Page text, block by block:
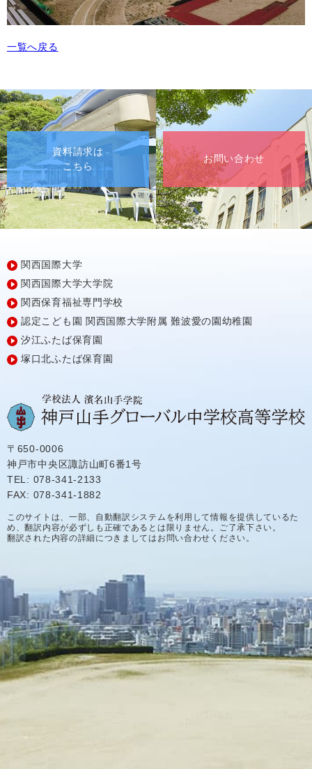
一覧へ戻る
資料請求は
こちら
お問い合わせ
関西国際大学
関西国際大学大学院
関西保育福祉専門学校
認定こども園 関西国際大学附属 難波愛の園幼稚園
汐江ふたば保育園
塚口北ふたば保育園
〒650-0006
神戸市中央区諏訪山町6番1号
TEL: 078-341-2133
FAX: 078-341-1882
このサイトは、一部、自動翻訳システムを利用して情報を提供しているた
め、翻訳内容が必ずしも正確であるとは限りません。ご了承下さい。
翻訳された内容の詳細につきましてはお問い合わせください。